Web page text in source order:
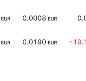
EUR 0.0008 EUR
EUR 0.0190 EUR